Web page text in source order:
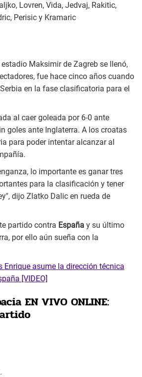
Lovren, Vida, Jedvaj, Rakitic,
Perisic y Kramaric
Maksimir de Zagreb se llenó,
fue hace cinco años cuando
en la fase clasificatoria para el
al caer goleada por 6-0 ante
goles ante Inglaterra. A los croatas
para poder intentar alcanzar al
lo importante es ganar tres
para la clasificación y tener
dijo Zlatko Dalic en rueda de
partido contra España y su último
por ello aún sueña con la
Enrique asume la dirección técnica
[VIDEO]
EN VIVO ONLINE: